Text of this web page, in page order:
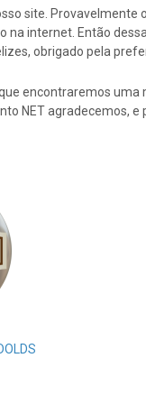
site.
internet. Então
obrigado pela
encontraremos
NET agradecemos,